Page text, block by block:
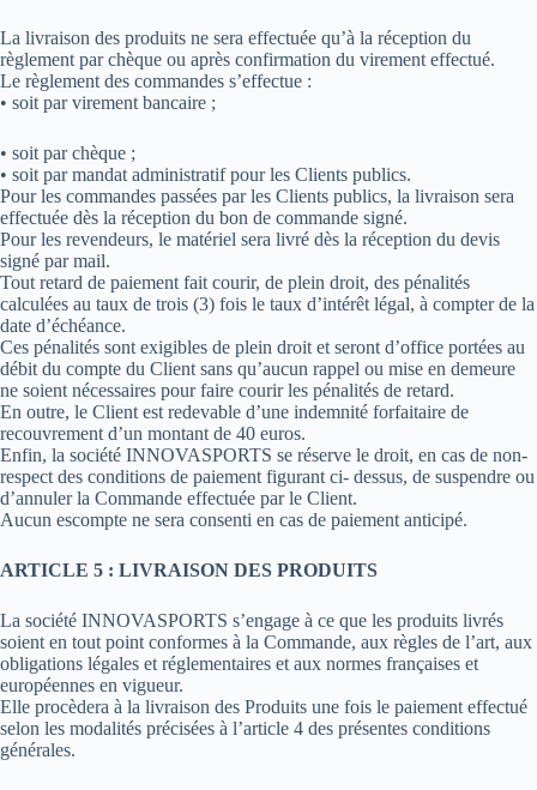
La livraison des produits ne sera effectuée qu’à la réception du
règlement par chèque ou après confirmation du virement effectué.
Le règlement des commandes s’effectue :
• soit par virement bancaire ;
• soit par chèque ;
• soit par mandat administratif pour les Clients publics.
Pour les commandes passées par les Clients publics, la livraison sera
effectuée dès la réception du bon de commande signé.
Pour les revendeurs, le matériel sera livré dès la réception du devis
signé par mail.
Tout retard de paiement fait courir, de plein droit, des pénalités
calculées au taux de trois (3) fois le taux d’intérêt légal, à compter de la
date d’échéance.
Ces pénalités sont exigibles de plein droit et seront d’office portées au
débit du compte du Client sans qu’aucun rappel ou mise en demeure
ne soient nécessaires pour faire courir les pénalités de retard.
En outre, le Client est redevable d’une indemnité forfaitaire de
recouvrement d’un montant de 40 euros.
Enfin, la société INNOVASPORTS se réserve le droit, en cas de non-
respect des conditions de paiement figurant ci- dessus, de suspendre ou
d’annuler la Commande effectuée par le Client.
Aucun escompte ne sera consenti en cas de paiement anticipé.
ARTICLE 5 : LIVRAISON DES PRODUITS
La société INNOVASPORTS s’engage à ce que les produits livrés
soient en tout point conformes à la Commande, aux règles de l’art, aux
obligations légales et réglementaires et aux normes françaises et
européennes en vigueur.
Elle procèdera à la livraison des Produits une fois le paiement effectué
selon les modalités précisées à l’article 4 des présentes conditions
générales.